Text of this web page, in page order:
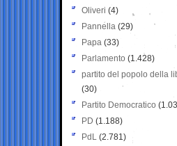
Oliveri (4)
Pannella (29)
Papa (33)
Parlamento (1.428)
partito del popolo della
(30)
Partito Democratico
PD (1.188)
PdL (2.781)